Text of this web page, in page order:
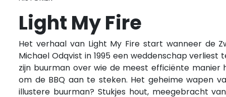
Light My Fire
Het verhaal van Light My Fire start wanneer de
Michael Odqvist in 1995 een weddenschap verliest
zijn buurman over wie de meest efficiënte manier
om de BBQ aan te steken. Het geheime wapen
illustere buurman? Stukjes hout, meegebracht